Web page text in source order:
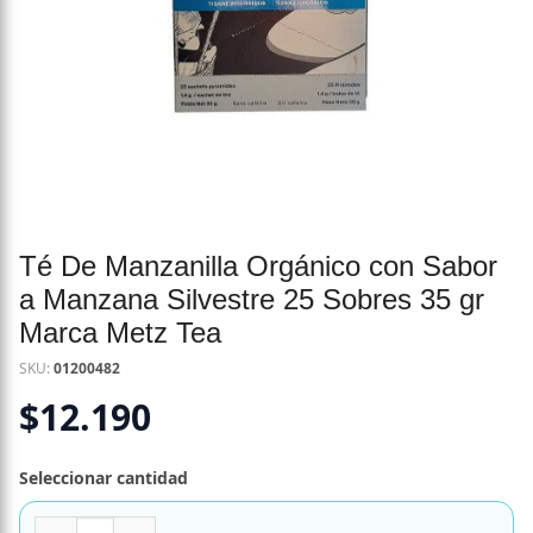
Té De Manzanilla Orgánico con Sabor
a Manzana Silvestre 25 Sobres 35 gr
Marca Metz Tea
SKU:01200482
$12.190
Seleccionar cantidad